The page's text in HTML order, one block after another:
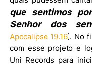
que sentimos
Senhor dos
Apocalipse 19.16). No
com esse projeto e
Uni Records para